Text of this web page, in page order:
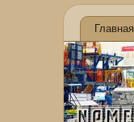
Главная